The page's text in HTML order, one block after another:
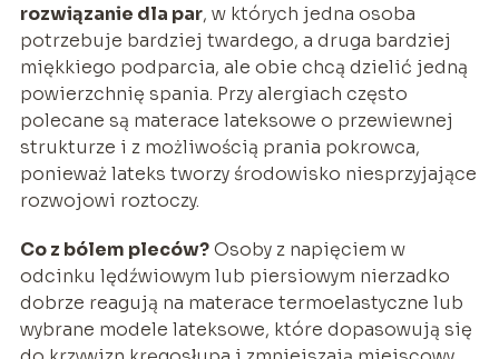
rozwiązanie dla par, w których jedna osoba
potrzebuje bardziej twardego, a druga bardziej
miękkiego podparcia, ale obie chcą dzielić jedną
powierzchnię spania. Przy alergiach często
polecane są materace lateksowe o przewiewnej
strukturze i z możliwością prania pokrowca,
ponieważ lateks tworzy środowisko niesprzyjające
rozwojowi roztoczy.
Co z bólem pleców?Osoby z napięciem w
odcinku lędźwiowym lub piersiowym nierzadko
dobrze reagują na materace termoelastyczne lub
wybrane modele lateksowe, które dopasowują się